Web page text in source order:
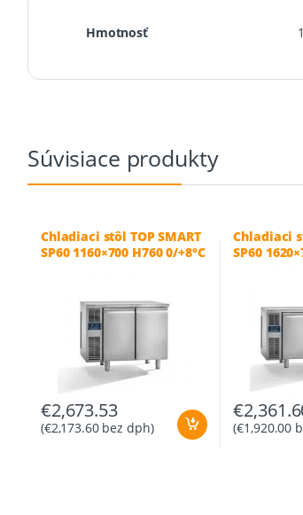
Hmotnosť
Súvisiace produkty
Chladiaci stôl TOP SMART
SP60 1160×700 H760 0/+8°C
€2,673.53
(€2,173.60bez dph)
Chladiaci
SP60
€
(€1,920.00